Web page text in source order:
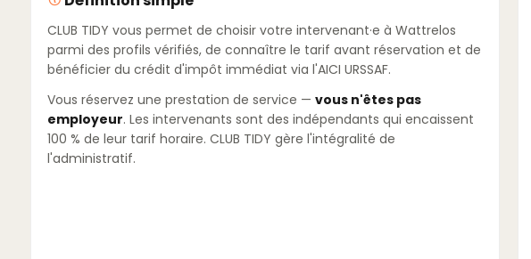
CLUB TIDY vous permet de choisir votre intervenant·e à Wattrelos
parmi des profils vérifiés, de connaître le tarif avant réservation et de
bénéficier du crédit d'impôt immédiat via l'AICI URSSAF.
Vous réservez une prestation de service — vous n'êtes pas
employeur. Les intervenants sont des indépendants qui encaissent
100 % de leur tarif horaire. CLUB TIDY gère l'intégralité de
l'administratif.